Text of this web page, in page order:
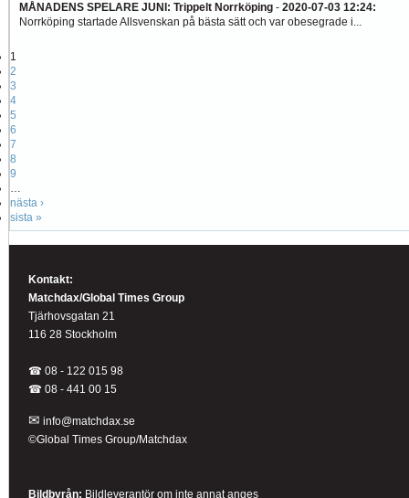
MÅNADENS SPELARE JUNI: Trippelt Norrköping - 2020-07-03 12:24:
Norrköping startade Allsvenskan på bästa sätt och var obesegrade i...
1
2
3
4
5
6
7
8
9
…
nästa ›
sista »
Kontakt:
Matchdax/Global Times Group
Tjärhovsgatan 21
116 28 Stockholm
☎ 08 - 122 015 98
☎ 08 - 441 00 15
✉ info@matchdax.se
©Global Times Group/Matchdax
Bildbyrån: Bildleverantör om inte annat anges